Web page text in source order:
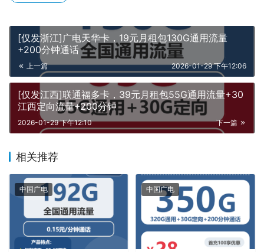
[仅发浙江]广电天华卡，19元月租包130G通用流量
+200分钟通话
上一篇 2026-01-29 下午12:06
[仅发江西]联通福多卡，39元月租包55G通用流量+30
江西定向流量+200分钟
下一篇
2026-01-29 下午12:10
相关推荐
中国广电 中国广电